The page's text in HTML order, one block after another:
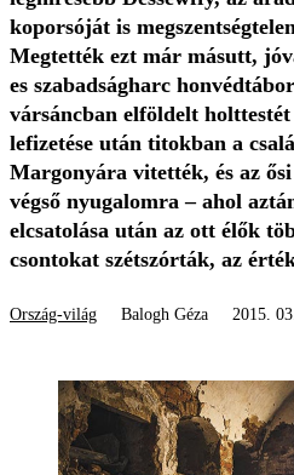
koporsóját is
Megtették ezt már másutt,
es szabadságharc
vársáncban elföldelt
lefizetése után titokban a
Margonyára vitették, és az
végső nyugalomra – ahol
elcsatolása után az ott élők
csontokat szétszórták, az
Ország-világ Balogh Géza 2015.